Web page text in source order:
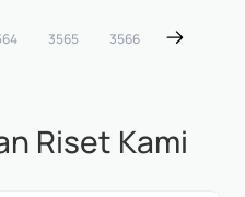
3565 3566
Riset Kami